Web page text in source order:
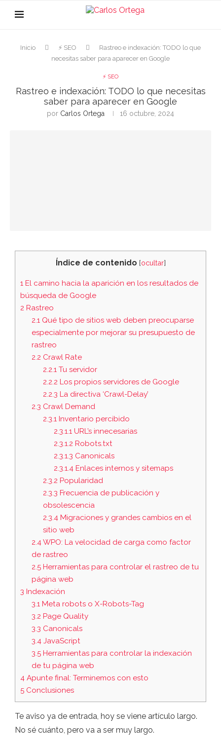
Inicio ⚡ SEO
Rastreo e indexación: TODO lo que
necesitas saber para aparecer en Google
⚡ SEO
Rastreo e indexación: TODO lo que necesitas
saber para aparecer en Google
por Carlos Ortega 16 octubre, 2024
Índice de contenido [ocultar]
1 El camino hacia la aparición en los resultados de
búsqueda de Google
2 Rastreo
2.1Qué tipo de sitios web deben preocuparse
especialmente por mejorar su presupuesto de
rastreo
2.2 Crawl Rate
2.2.1Tu servidor
2.2.2 Los propios servidores de Google
2.2.3 La directiva ‘Crawl-Delay’
2.3 Crawl Demand
2.3.1Inventario percibido
2.3.1.1 URL’s innecesarias
2.3.1.2 Robots.txt
2.3.1.3 Canonicals
2.3.1.4 Enlaces internos y sitemaps
2.3.2 Popularidad
2.3.3 Frecuencia de publicación y
obsolescencia
2.3.4Migraciones y grandes cambios en el
sitio web
2.4WPO: La velocidad de carga como factor
de rastreo
2.5Herramientas para controlar el rastreo de tu
página web
3 Indexación
3.1Meta robots o X-Robots-Tag
3.2 Page Quality
3.3 Canonicals
3.4JavaScript
3.5Herramientas para controlar la indexación
de tu página web
4 Apunte final: Terminemos con esto
5 Conclusiones
Te aviso ya de entrada, hoy se viene artículo largo.
No sé cuánto, pero va a ser muy largo.